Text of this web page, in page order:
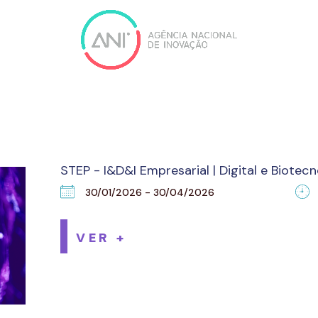
STEP - I&D&I Empresarial | Digital e
30/01/2026 - 30/04/2026
VER +